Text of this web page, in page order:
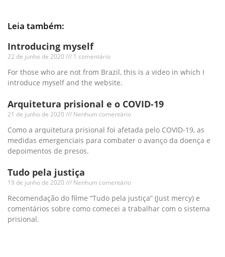
Leia também:
Introducing myself
22 de junho de 2020 1 comentário
For those who are not from Brazil, this is a video in which I
introduce myself and the website.
Arquitetura prisional e o COVID-19
21 de junho de 2020 Nenhum comentário
Como a arquitetura prisional foi afetada pelo COVID-19, as
medidas emergenciais para combater o avanço da doença e
depoimentos de presos.
Tudo pela justiça
19 de junho de 2020 Nenhum comentário
Recomendação do filme “Tudo pela justiça” (Just mercy) e
comentários sobre como comecei a trabalhar com o sistema
prisional.